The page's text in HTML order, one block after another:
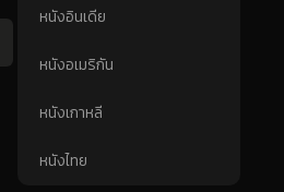
หนังอินเดีย
หนังอเมริกัน
หนังเกาหลี
หนังไทย